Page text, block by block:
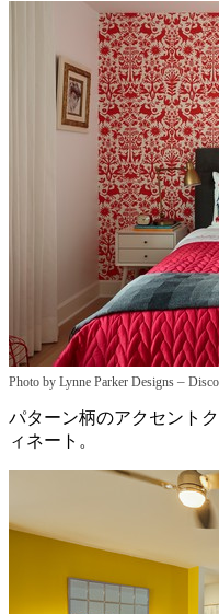
Photo by Lynne Parker Designs –
パターン柄のアクセント
ィネート。